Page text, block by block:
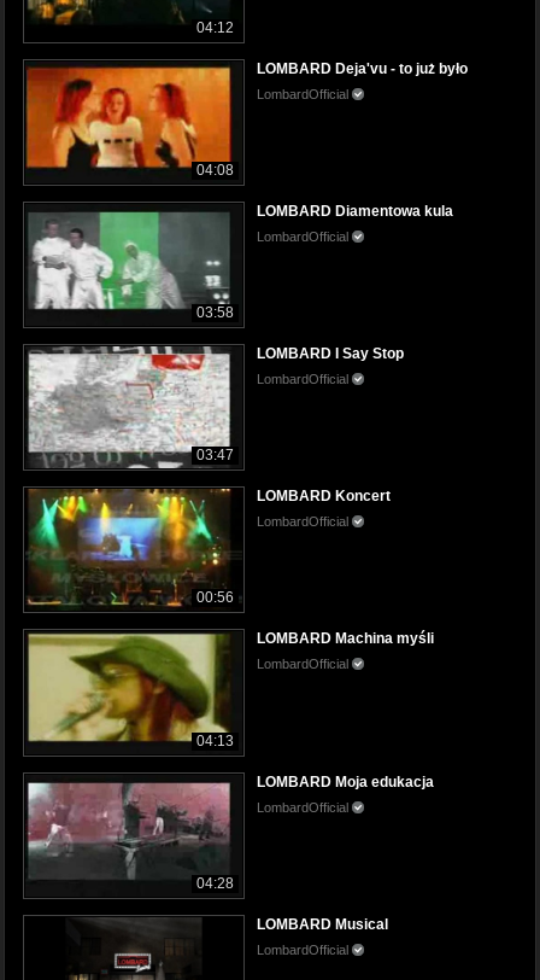
04:12
04:08
LOMBARD Deja'vu - to już było
LombardOfficial
03:58
LOMBARD Diamentowa kula
LombardOfficial
03:47
LOMBARD I Say Stop
LombardOfficial
00:56
LOMBARD Koncert
LombardOfficial
04:13
LOMBARD Machina myśli
LombardOfficial
04:28
LOMBARD Moja edukacja
LombardOfficial
LOMBARD Musical
LombardOfficial